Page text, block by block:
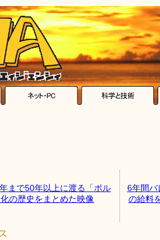
まで50年以上に渡る「ポル
の歴史をまとめた映像
6年間バ
の給料